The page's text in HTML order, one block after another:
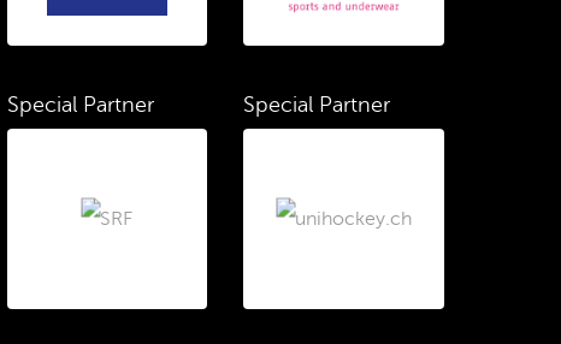
Special Partner Special Partner